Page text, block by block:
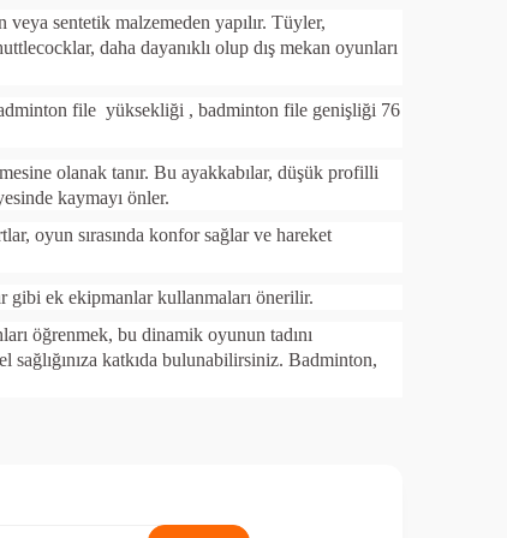
sentetik malzemeden yapılır. Tüyler,
daha dayanıklı olup dış mekan oyunları
file yüksekliği , badminton file genişliği 76
olanak tanır. Bu ayakkabılar, düşük profilli
kaymayı önler.
oyun sırasında konfor sağlar ve hareket
gibi ek ekipmanlar kullanmaları önerilir.
öğrenmek, bu dinamik oyunun tadını
katkıda bulunabilirsiniz. Badminton,